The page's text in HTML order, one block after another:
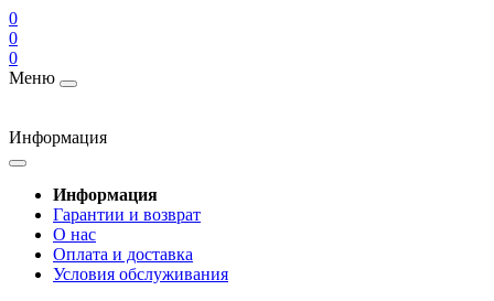
0
0
0
Меню
Информация
Информация
Гарантии и возврат
О нас
Оплата и доставка
Условия обслуживания